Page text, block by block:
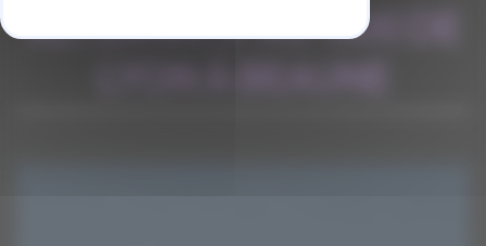
ALTERNATIF AU TAXI DE
LYON À BEAUNE